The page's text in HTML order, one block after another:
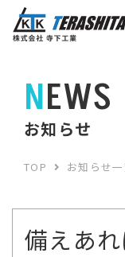
NEWS
お知らせ
TOP お知らせ
備えあ